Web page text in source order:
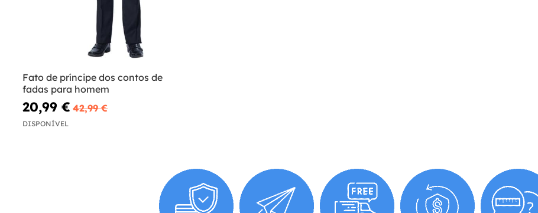
Fato de príncipe dos contos de
fadas para homem
20,99 € 42,99 €
DISPONÍVEL